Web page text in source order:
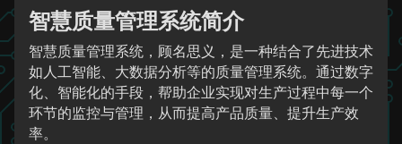
智慧质量管理系统简介
智慧质量管理系统，顾名思义，是一种结合了先进技术
如人工智能、大数据分析等的质量管理系统。通过数字
化、智能化的手段，帮助企业实现对生产过程中每一个
环节的监控与管理，从而提高产品质量、提升生产效
率。